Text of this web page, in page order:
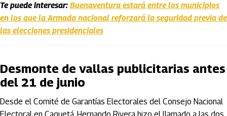
Te puede interesar: Buenaventura estará entre los municipios
en los que la Armada nacional reforzará la seguridad previa de
las elecciones presidenciales
Desmonte de vallas publicitarias antes
del 21 de junio
Desde el Comité de Garantías Electorales del Consejo Nacional